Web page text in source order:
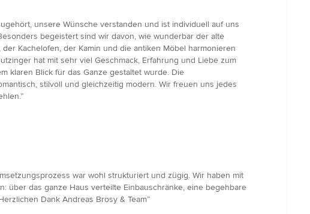
unsere Wünsche verstanden und ist individuell auf uns
begeistert sind wir davon, wie wunderbar der alte
Kachelofen, der Kamin und die antiken Möbel harmonieren
hat mit sehr viel Geschmack, Erfahrung und Liebe zum
klaren Blick für das Ganze gestaltet wurde. Die
stilvoll und gleichzeitig modern. Wir freuen uns jedes
war wohl strukturiert und zügig. Wir haben mit
über das ganze Haus verteilte Einbauschränke, eine begehbare
Dank Andreas Brosy & Team”